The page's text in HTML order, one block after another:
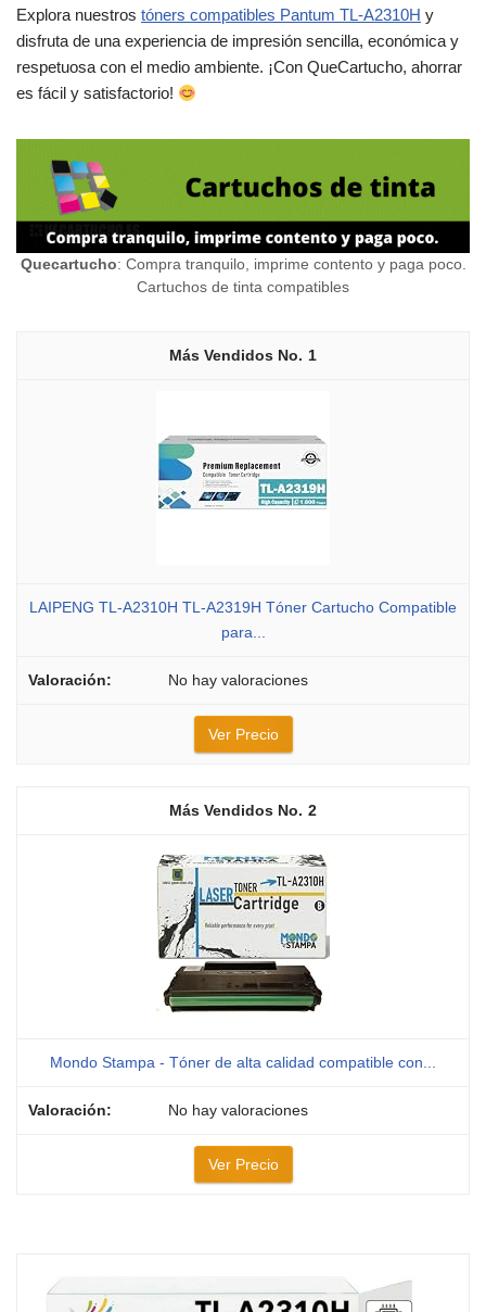
Explora nuestros tóners compatibles Pantum TL-A2310H y
disfruta de una experiencia de impresión sencilla, económica y
respetuosa con el medio ambiente. ¡Con QueCartucho, ahorrar
es fácil y satisfactorio!
Quecartucho: Compra tranquilo, imprime contento y paga poco.
Cartuchos de tinta compatibles
1
LAIPENG TL-A2310H TL-A2319H Tóner Cartucho Compatible
para...
No hay valoraciones
Ver Precio
2
Mondo Stampa - Tóner de alta calidad compatible con...
No hay valoraciones
Ver Precio